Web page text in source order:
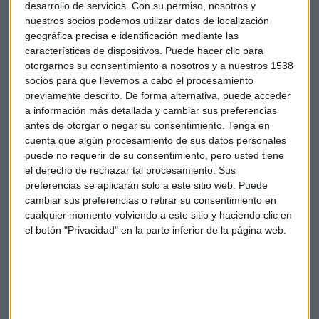
desarrollo de servicios. Con su permiso, nosotros y
nuestros socios podemos utilizar datos de localización
geográfica precisa e identificación mediante las
características de dispositivos. Puede hacer clic para
otorgarnos su consentimiento a nosotros y a nuestros 1538
socios para que llevemos a cabo el procesamiento
previamente descrito. De forma alternativa, puede acceder
a información más detallada y cambiar sus preferencias
antes de otorgar o negar su consentimiento. Tenga en
cuenta que algún procesamiento de sus datos personales
puede no requerir de su consentimiento, pero usted tiene
el derecho de rechazar tal procesamiento. Sus
preferencias se aplicarán solo a este sitio web. Puede
cambiar sus preferencias o retirar su consentimiento en
cualquier momento volviendo a este sitio y haciendo clic en
el botón "Privacidad" en la parte inferior de la página web.
Los buenos resultados de Adidas le permiten abrir
establecimientos por todo el mundo. El próximo mes de
abril, inaugura en la Gran Via de Madrid una tienda de 1.800
metros cuadrados repartidos en tres plantas. Es la primera
"Flagship" de la compañía en la capital española.
Bolsa Adidas Empresas Mercados
Finanzas Resultados